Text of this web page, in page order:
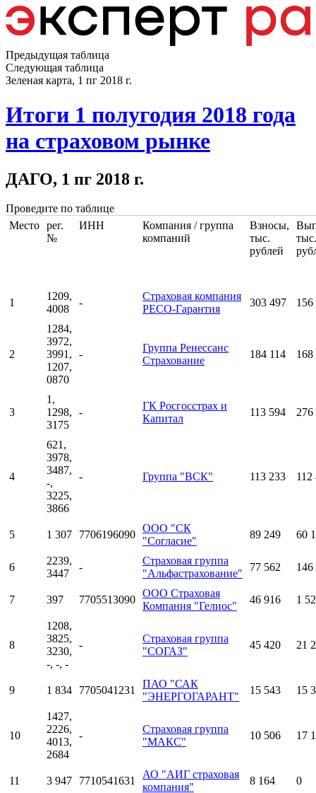
Предыдущая таблица
Следующая таблица
Зеленая карта, 1 пг 2018 г.
Итоги 1 полугодия 2018 года
на страховом рынке
ДАГО, 1 пг 2018 г.
Проведите по таблице
Место рег.
№
ИНН
Компания / группа
компаний
Взносы,
тыс.
рублей
тыс.
1
1209,
4008
-
Страховая компания
РЕСО-Гарантия
303 497 156
2
1284,
3972,
3991,
1207,
0870
-
Группа Ренессанс
Страхование
184 114 168
3
1,
1298,
3175
-
ГК Росгосстрах и
Капитал
113 594 276
4
621,
3978,
3487,
-,
3225,
3866
- Группа "ВСК" 113 233 112
5 1 307 7706196090
ООО "СК
"Согласие"
89 249 60
6
2239,
3447
-
Страховая группа
"Альфастрахование"
77 562 146
7 397 7705513090
ООО Страховая
Компания "Гелиос"
46 916 1
8
1208,
3825,
3230,
-, -, -
-
Страховая группа
"СОГАЗ"
45 420 21
9 1 834 7705041231
ПАО "САК
"ЭНЕРГОГАРАНТ"
15 543 15
10
1427,
2226,
4013,
2684
-
Страховая группа
"МАКС"
10 506 17
11 3 947 7710541631
АО "АИГ страховая
компания"
8 164 0